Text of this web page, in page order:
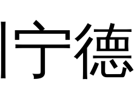
宁德